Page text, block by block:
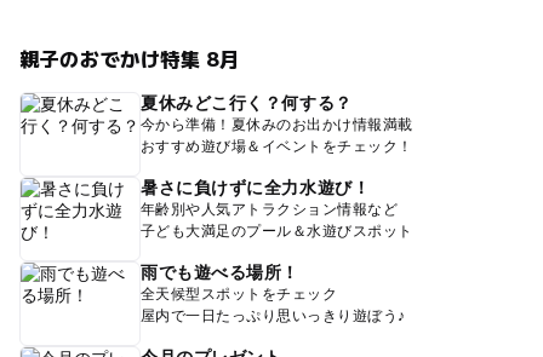
親子のおでかけ特集 8月
夏休みどこ行く？何する？
今から準備！夏休みのお出かけ情報満載
おすすめ遊び場＆イベントをチェック！
暑さに負けずに全力水遊び！
年齢別や人気アトラクション情報など
子ども大満足のプール＆水遊びスポット
雨でも遊べる場所！
全天候型スポットをチェック
屋内で一日たっぷり思いっきり遊ぼう♪